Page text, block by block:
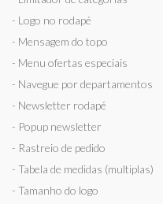
- Logo no rodapé
- Mensagem do topo
- Menu ofertas especiais
- Navegue por departamentos
- Newsletter rodapé
- Popup newsletter
- Rastreio de pedido
- Tabela de medidas (multiplas)
- Tamanho do logo